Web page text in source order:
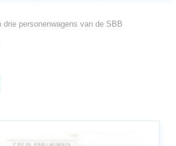
drie personenwagens van de SBB